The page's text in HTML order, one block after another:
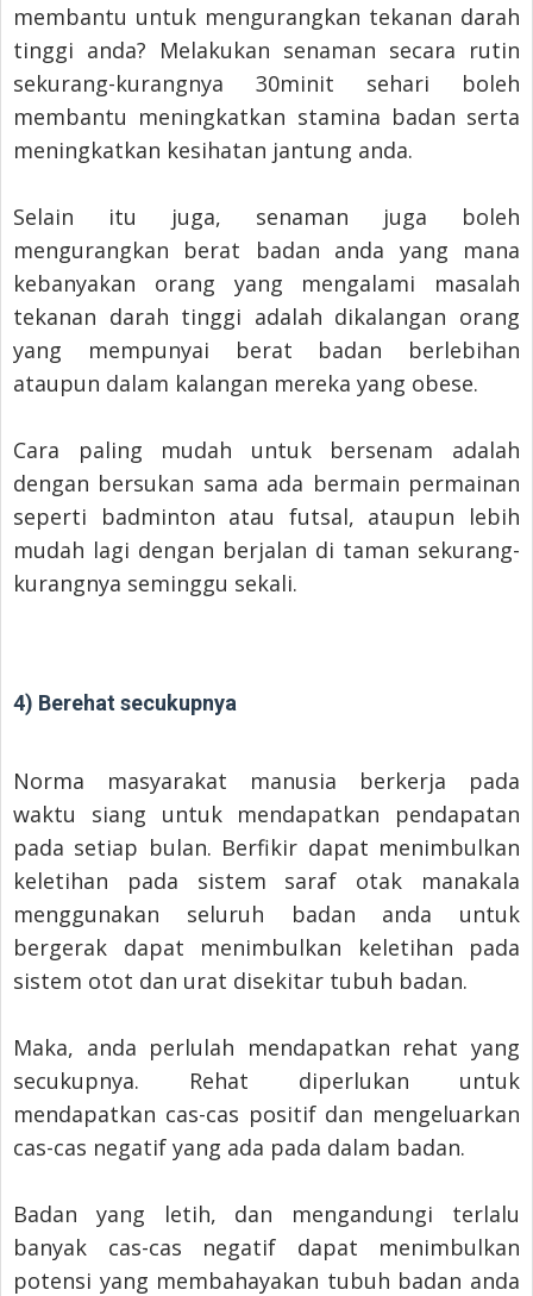
membantu untuk mengurangkan tekanan darah
tinggi anda? Melakukan senaman secara rutin
sekurang-kurangnya 30minit sehari boleh
membantu meningkatkan stamina badan serta
meningkatkan kesihatan jantung anda.
Selain itu juga, senaman juga boleh
mengurangkan berat badan anda yang mana
kebanyakan orang yang mengalami masalah
tekanan darah tinggi adalah dikalangan orang
yang mempunyai berat badan berlebihan
ataupun dalam kalangan mereka yang obese.
Cara paling mudah untuk bersenam adalah
dengan bersukan sama ada bermain permainan
seperti badminton atau futsal, ataupun lebih
mudah lagi dengan berjalan di taman sekurang-
kurangnya seminggu sekali.
4) Berehat secukupnya
Norma masyarakat manusia berkerja pada
waktu siang untuk mendapatkan pendapatan
pada setiap bulan. Berfikir dapat menimbulkan
keletihan pada sistem saraf otak manakala
menggunakan seluruh badan anda untuk
bergerak dapat menimbulkan keletihan pada
sistem otot dan urat disekitar tubuh badan.
Maka, anda perlulah mendapatkan rehat yang
secukupnya. Rehat diperlukan untuk
mendapatkan cas-cas positif dan mengeluarkan
cas-cas negatif yang ada pada dalam badan.
Badan yang letih, dan mengandungi terlalu
banyak cas-cas negatif dapat menimbulkan
potensi yang membahayakan tubuh badan anda